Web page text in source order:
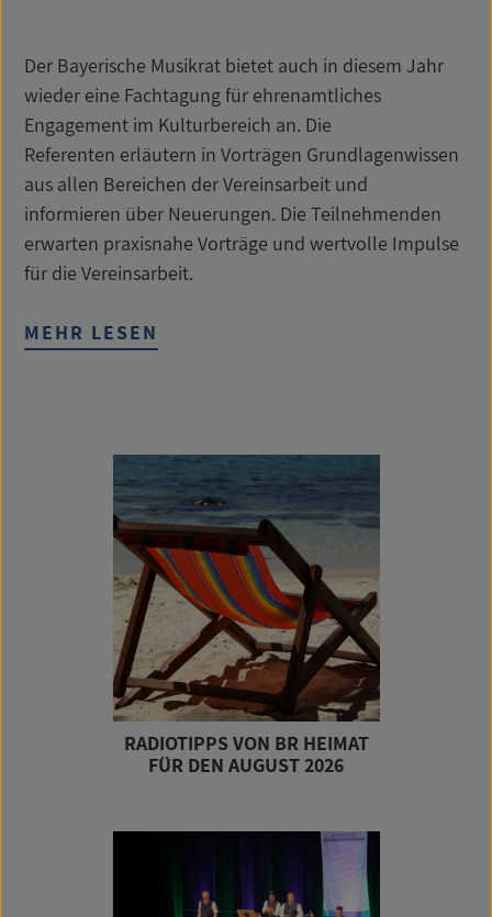
Der Bayerische Musikrat bietet auch in diesem Jahr
wieder eine Fachtagung für ehrenamtliches
Engagement im Kulturbereich an. Die
Referenten erläutern in Vorträgen Grundlagenwissen
aus allen Bereichen der Vereinsarbeit und
informieren über Neuerungen. Die Teilnehmenden
erwarten praxisnahe Vorträge und wertvolle Impulse
für die Vereinsarbeit.
MEHR LESEN
RADIOTIPPS VON BR HEIMAT
FÜR DEN AUGUST 2026